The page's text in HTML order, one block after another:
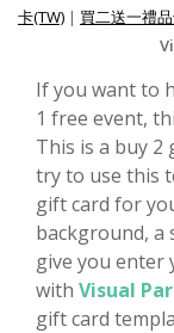
卡(TW) | 買二送一禮
If you want to
1 free event,
This is a buy 2
try to use this
gift card for
background, a
give you enter
with Visual
gift card